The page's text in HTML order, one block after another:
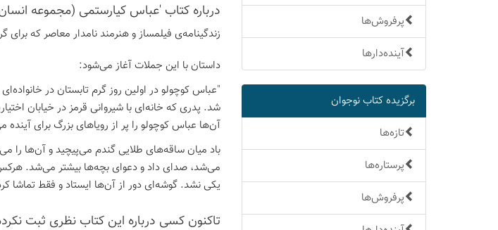
پرفروش‌ها
آینده‌دارها
برگزیده كتاب نوجوان
تازه‌ها
پرستاره‌ها
پرفروش‌ها
درباره كتاب 'عباس کیارستمی (مجموعه
زندگینامه‌ی فیلمساز و هنرمند نامدار معاصر که
داستان با این جملات آغاز می‌شود:
"عباس کوچولو در اولین روز گرم تابستان در
شد. پدری که خانه‌ای با شیروانی قرمز در خیابان
آن‌ها عباس کوچولو را پر از رویاهای بزرگ برای آینده
باد میان ساقه‌های طلایی گندم می‌پیچید و آن‌ها را
می‌شد، صدای داد و دعوای بچه‌ها بیشتر می‌شد.
یکی نشد. گوشه‌ای دور از آن‌ها ایستاد و فقط تماشا
تاكنون كسی درباره این كتاب نظری ثبت